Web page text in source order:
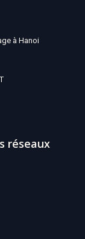
à Hanoi
réseaux